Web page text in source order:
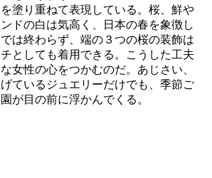
塗り重ねて表現している。桜、鮮や
ドの白は気高く、日本の春を象徴し
は終わらず、端の３つの桜の装飾は
としても着用できる。こうした工夫
女性の心をつかむのだ。あじさい、
ているジュエリーだけでも、季節ご
が目の前に浮かんでくる。